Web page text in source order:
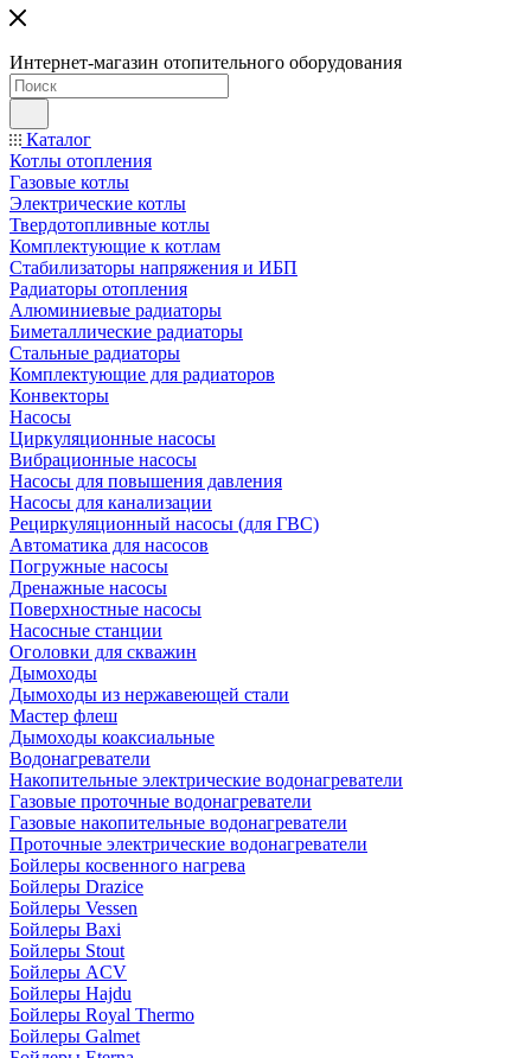
Интернет-магазин отопительного оборудования
Каталог
Котлы отопления
Газовые котлы
Электрические котлы
Твердотопливные котлы
Комплектующие к котлам
Стабилизаторы напряжения и ИБП
Радиаторы отопления
Алюминиевые радиаторы
Биметаллические радиаторы
Стальные радиаторы
Комплектующие для радиаторов
Конвекторы
Насосы
Циркуляционные насосы
Вибрационные насосы
Насосы для повышения давления
Насосы для канализации
Рециркуляционный насосы (для ГВС)
Автоматика для насосов
Погружные насосы
Дренажные насосы
Поверхностные насосы
Насосные станции
Оголовки для скважин
Дымоходы
Дымоходы из нержавеющей стали
Мастер флеш
Дымоходы коаксиальные
Водонагреватели
Накопительные электрические водонагреватели
Газовые проточные водонагреватели
Газовые накопительные водонагреватели
Проточные электрические водонагреватели
Бойлеры косвенного нагрева
Бойлеры Drazice
Бойлеры Vessen
Бойлеры Baxi
Бойлеры Stout
Бойлеры ACV
Бойлеры Hajdu
Бойлеры Royal Thermo
Бойлеры Galmet